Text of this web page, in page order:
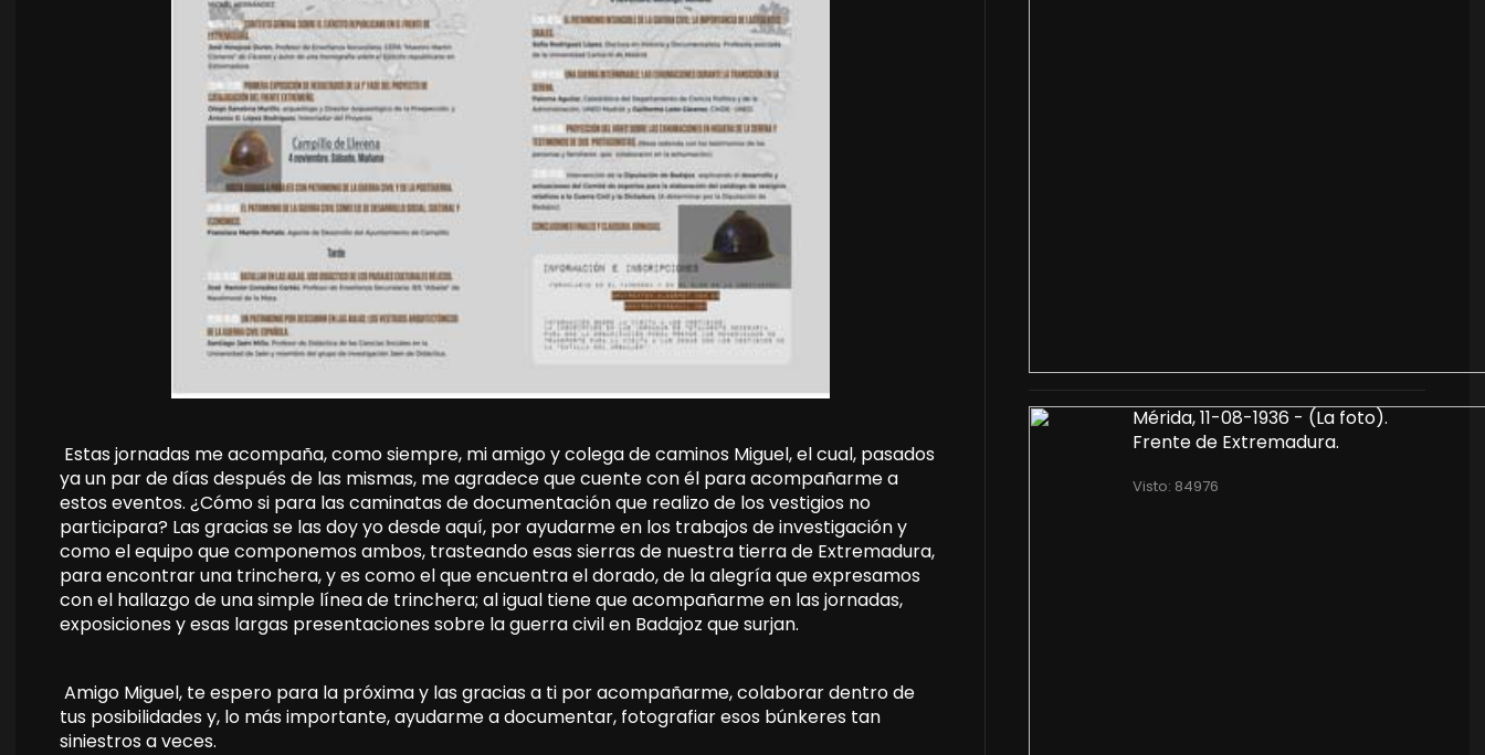
Estas jornadas me acompaña, como siempre, mi amigo y colega de caminos Miguel, el cual, pasados
ya un par de días después de las mismas, me agradece que cuente con él para acompañarme a
estos eventos. ¿Cómo si para las caminatas de documentación que realizo de los vestigios no
participara? Las gracias se las doy yo desde aquí, por ayudarme en los trabajos de investigación y
como el equipo que componemos ambos, trasteando esas sierras de nuestra tierra de Extremadura,
para encontrar una trinchera, y es como el que encuentra el dorado, de la alegría que expresamos
con el hallazgo de una simple línea de trinchera; al igual tiene que acompañarme en las jornadas,
exposiciones y esas largas presentaciones sobre la guerra civil en Badajoz que surjan.
Amigo Miguel, te espero para la próxima y las gracias a ti por acompañarme, colaborar dentro de
tus posibilidades y, lo más importante, ayudarme a documentar, fotografiar esos búnkeres tan
siniestros a veces.
Mérida, 11-08-1936 - (La foto).
Frente de Extremadura.
Visto: 84976